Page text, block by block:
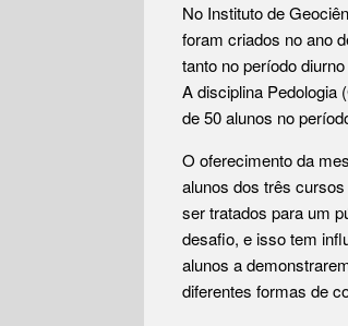
No Instituto de
foram criados no ano
tanto no período
A disciplina Pedologia
de 50 alunos no
O oferecimento da
alunos dos três
ser tratados para um
desafio, e isso tem
alunos a
diferentes formas de